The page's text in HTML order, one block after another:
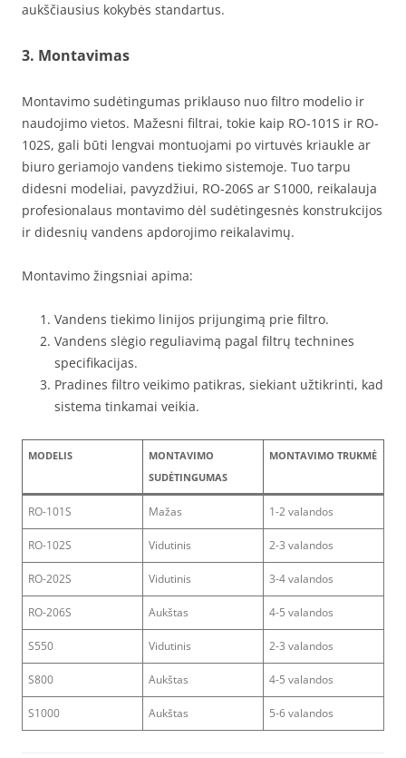
aukščiausius kokybės standartus.
3. Montavimas
Montavimo sudėtingumas priklauso nuo filtro modelio ir
naudojimo vietos. Mažesni filtrai, tokie kaip RO-101S ir RO-
102S, gali būti lengvai montuojami po virtuvės kriaukle ar
biuro geriamojo vandens tiekimo sistemoje. Tuo tarpu
didesni modeliai, pavyzdžiui, RO-206S ar S1000, reikalauja
profesionalaus montavimo dėl sudėtingesnės konstrukcijos
ir didesnių vandens apdorojimo reikalavimų.
Montavimo žingsniai apima:
Vandens tiekimo linijos prijungimą prie filtro.
Vandens slėgio reguliavimą pagal filtrų technines
specifikacijas.
Pradines filtro veikimo patikras, siekiant užtikrinti, kad
sistema tinkamai veikia.
MODELIS
MONTAVIMO
SUDĖTINGUMAS
MONTAVIMO TRUKMĖ
RO-101S Mažas 1-2 valandos
RO-102S Vidutinis 2-3 valandos
RO-202S Vidutinis 3-4 valandos
RO-206S Aukštas 4-5 valandos
S550 Vidutinis 2-3 valandos
S800 Aukštas 4-5 valandos
S1000 Aukštas 5-6 valandos